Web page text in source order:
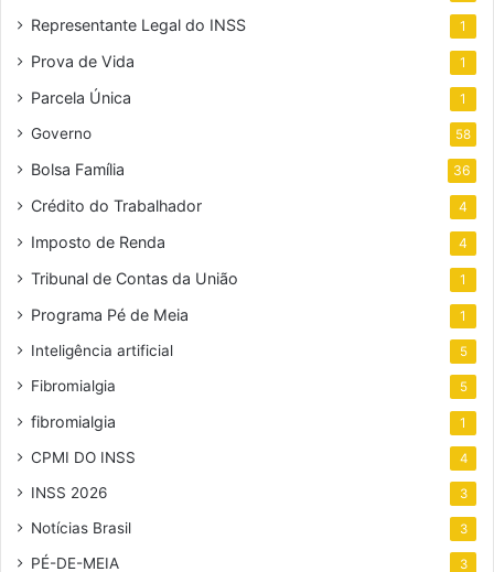
Representante Legal do INSS 1
Prova de Vida 1
Parcela Única 1
Governo 58
Bolsa Família 36
Crédito do Trabalhador 4
Imposto de Renda 4
Tribunal de Contas da União 1
Programa Pé de Meia 1
Inteligência artificial 5
Fibromialgia 5
fibromialgia 1
CPMI DO INSS 4
INSS 2026 3
Notícias Brasil 3
PÉ-DE-MEIA 3